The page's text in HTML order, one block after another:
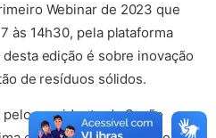
Webinar de 2023 que
às 14h30, pela plataforma
edição é sobre inovação
de resíduos sólidos.
presidente da Seção